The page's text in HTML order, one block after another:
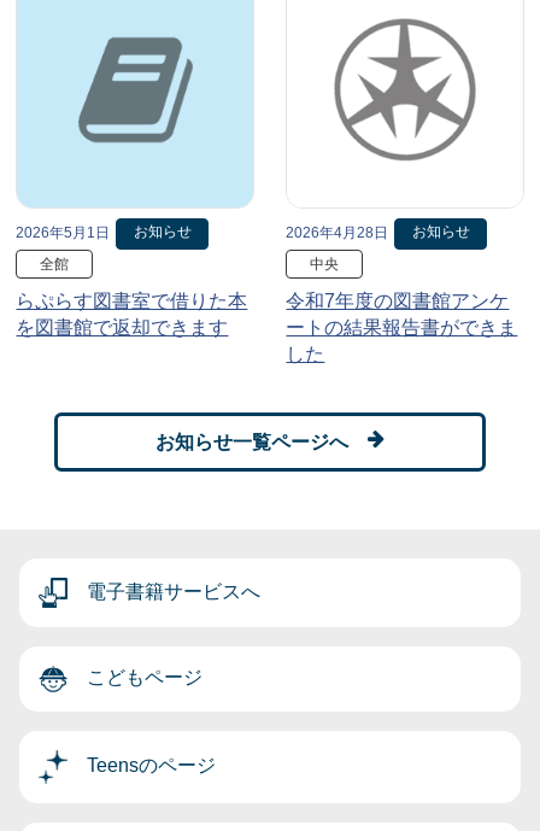
2026年5月1日
お知らせ
全館
らぷらす図書室で借りた本
を図書館で返却できます
2026年4月28日
お知らせ
中央
令和7年度の図書館アンケ
ートの結果報告書ができま
した
お知らせ一覧ページへ
電子書籍サービスへ
こどもページ
Teensのページ